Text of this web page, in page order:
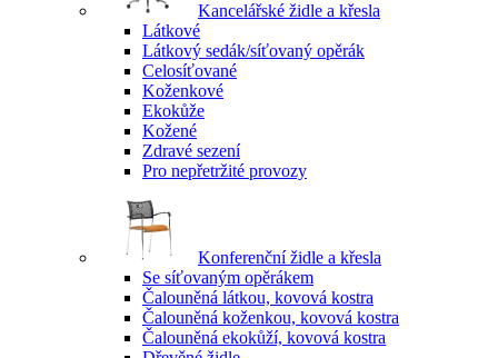
Kancelářské židle a křesla
Látkové
Látkový sedák/síťovaný opěrák
Celosíťované
Koženkové
Ekokůže
Kožené
Zdravé sezení
Pro nepřetržité provozy
Konferenční židle a křesla
Se síťovaným opěrákem
Čalouněná látkou, kovová kostra
Čalouněná koženkou, kovová kostra
Čalouněná ekokůží, kovová kostra